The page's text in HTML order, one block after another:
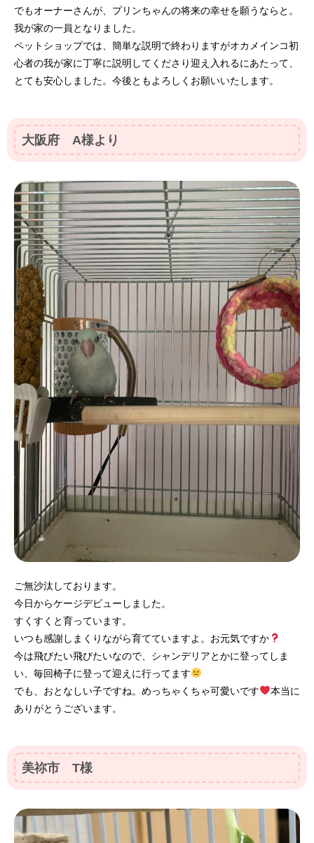
でもオーナーさんが、プリンちゃんの将来の幸せを願うならと。
我が家の一員となりました。
ペットショップでは、簡単な説明で終わりますがオカメインコ初
心者の我が家に丁寧に説明してくださり迎え入れるにあたって、
とても安心しました。今後ともよろしくお願いいたします。
大阪府 A様より
ご無沙汰しております。
今日からケージデビューしました。
すくすくと育っています。
いつも感謝しまくりながら育てていますよ。お元気ですか
今は飛びたい飛びたいなので、シャンデリアとかに登ってしま
い、毎回椅子に登って迎えに行ってます
でも、おとなしい子ですね。めっちゃくちゃ可愛いです
本当に
ありがとうございます。
美祢市 T様